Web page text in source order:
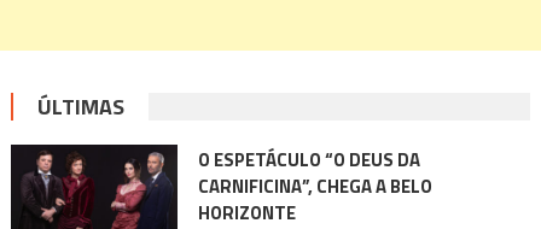
ÚLTIMAS
O ESPETÁCULO “O DEUS DA
CARNIFICINA”, CHEGA A BELO
HORIZONTE